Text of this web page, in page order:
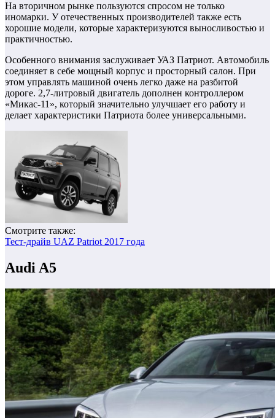
На вторичном рынке пользуются спросом не только
иномарки. У отечественных производителей также есть
хорошие модели, которые характеризуются выносливостью и
практичностью.
Особенного внимания заслуживает УАЗ Патриот. Автомобиль
соединяет в себе мощный корпус и просторный салон. При
этом управлять машиной очень легко даже на разбитой
дороге. 2,7-литровый двигатель дополнен контроллером
«Микас-11», который значительно улучшает его работу и
делает характеристики Патриота более универсальными.
Смотрите также:
Тест-драйв UAZ Patriot 2017 года
Audi A5